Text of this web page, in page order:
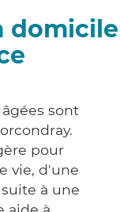
domicile
sont
pour
vie, d'une
à une